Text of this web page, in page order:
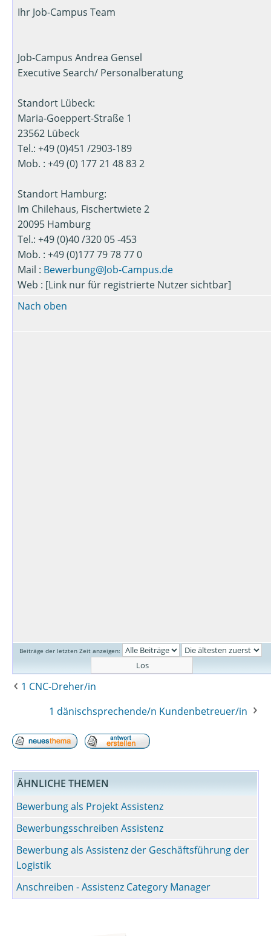
Ihr Job-Campus Team
Job-Campus Andrea Gensel
Executive Search/ Personalberatung
Standort Lübeck:
Maria-Goeppert-Straße 1
23562 Lübeck
Tel.: +49 (0)451 /2903-189
Mob. : +49 (0) 177 21 48 83 2
Standort Hamburg:
Im Chilehaus, Fischertwiete 2
20095 Hamburg
Tel.: +49 (0)40 /320 05 -453
Mob. : +49 (0)177 79 78 77 0
Mail : Bewerbung@Job-Campus.de
Web : [Link nur für registrierte Nutzer sichtbar]
Nach oben
Beiträge der letzten Zeit anzeigen:
1 CNC-Dreher/in
1 dänischsprechende/n Kundenbetreuer/in
ÄHNLICHE THEMEN
Bewerbung als Projekt Assistenz
Bewerbungsschreiben Assistenz
Bewerbung als Assistenz der Geschäftsführung der
Logistik
Anschreiben - Assistenz Category Manager